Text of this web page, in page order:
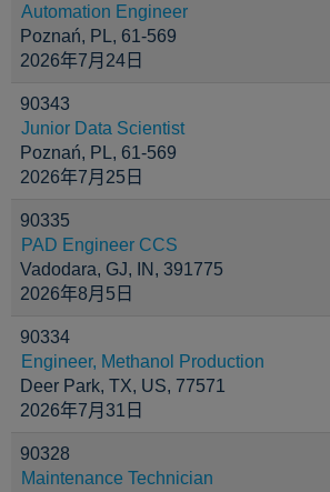
Automation Engineer
Poznań, PL, 61-569
2026年7月24日
90343
Junior Data Scientist
Poznań, PL, 61-569
2026年7月25日
90335
PAD Engineer CCS
Vadodara, GJ, IN, 391775
2026年8月5日
90334
Engineer, Methanol Production
Deer Park, TX, US, 77571
2026年7月31日
90328
Maintenance Technician